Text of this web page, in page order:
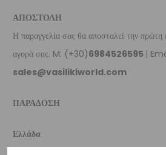
ΑΠΟΣΤΟΛΗ
Η παραγγελία σας θα αποσταλεί την
αγορά σας. M: (+30)6984526595 |
sales@vasilikiworld.com
ΠΑΡΑΔΟΣΗ
Ελλάδα